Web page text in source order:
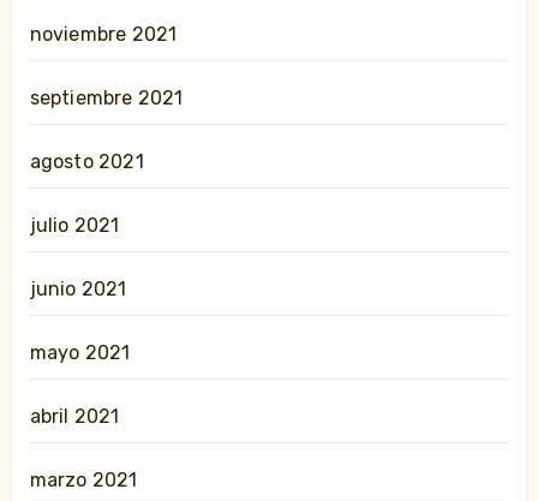
noviembre 2021
septiembre 2021
agosto 2021
julio 2021
junio 2021
mayo 2021
abril 2021
marzo 2021